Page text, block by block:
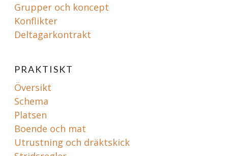
Grupper och koncept
Konflikter
Deltagarkontrakt
PRAKTISKT
Översikt
Schema
Platsen
Boende och mat
Utrustning och dräktskick